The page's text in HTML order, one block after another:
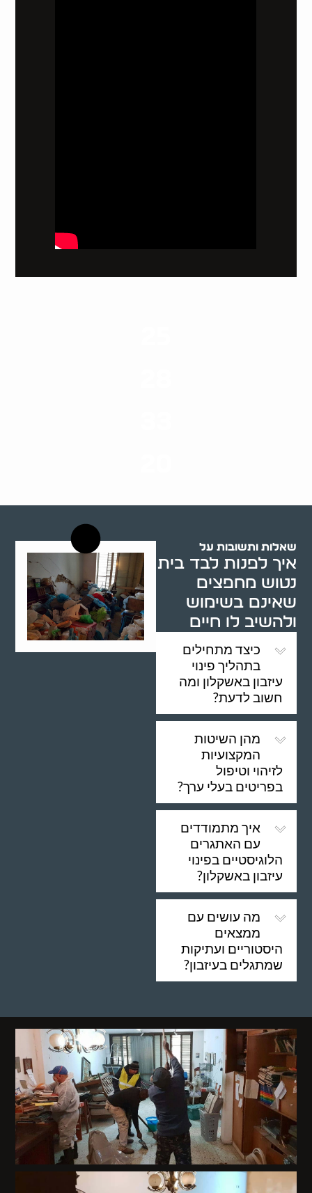
שאלות ותשובות על
איך לפנות לבד בית
נטוש מחפצים
שאינם בשימוש
ולהשיב לו חיים
כיצד מתחילים
בתהליך פינוי
עיזבון באשקלון ומה
חשוב לדעת?
מהן השיטות
המקצועיות
לזיהוי וטיפול
בפריטים בעלי ערך?
איך מתמודדים
עם האתגרים
הלוגיסטיים בפינוי
עיזבון באשקלון?
מה עושים עם
ממצאים
היסטוריים ועתיקות
שמתגלים בעיזבון?